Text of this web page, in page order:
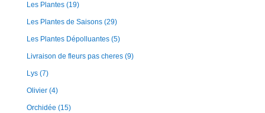
Les Plantes (19)
Les Plantes de Saisons (29)
Les Plantes Dépolluantes (5)
Livraison de fleurs pas cheres (9)
Lys (7)
Olivier (4)
Orchidée (15)